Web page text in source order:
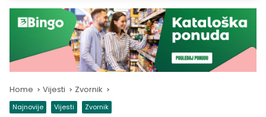
Home Vijesti Zvornik
Najnovije Vijesti Zvornik